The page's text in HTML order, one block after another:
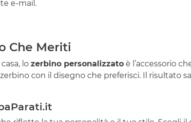
e-mail.
Che Meriti
lo zerbino personalizzato è l’accessorio
con il disegno che preferisci. Il risultato